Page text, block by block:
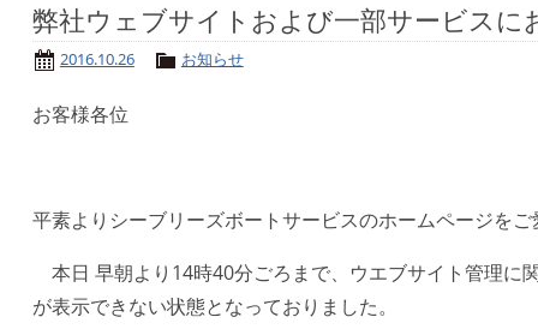
弊社ウェブサイトおよび一部サービスに
2016.10.26 お知らせ
お客様各位
平素よりシーブリーズボートサービスのホームページをご
本日 早朝より14時40分ごろまで、ウエブサイト管理に
が表示できない状態となっておりました。